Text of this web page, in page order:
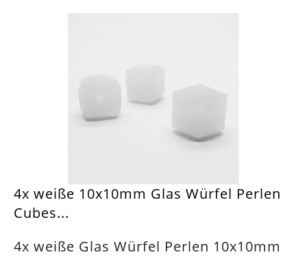
4x weiße 10x10mm Glas Würfel Perlen
Cubes...
4x weiße Glas Würfel Perlen 10x10mm